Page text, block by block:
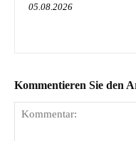
05.08.2026
Kommentieren Sie den